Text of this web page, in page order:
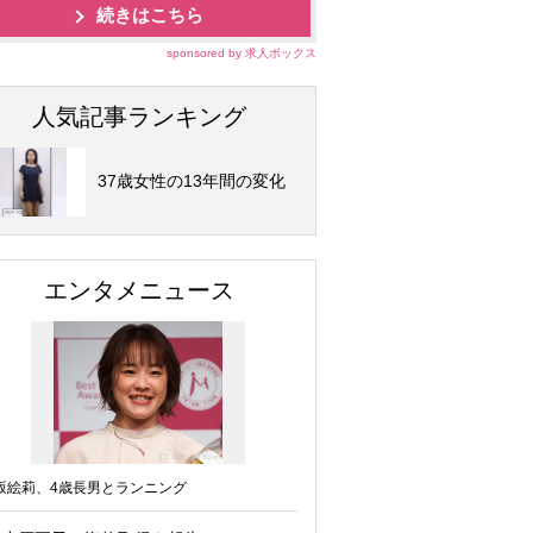
続きはこちら
sponsored by 求人ボックス
人気記事ランキング
37歳女性の13年間の変化
エンタメニュース
絵莉、4歳長男とランニング